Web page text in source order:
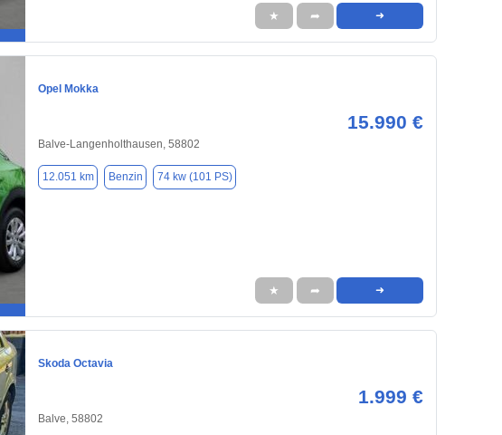
★ ➦ ➜
Opel Mokka
15.990 €
Balve-Langenholthausen, 58802
12.051 km Benzin 74 kw (101 PS)
★ ➦ ➜
Skoda Octavia
1.999 €
Balve, 58802